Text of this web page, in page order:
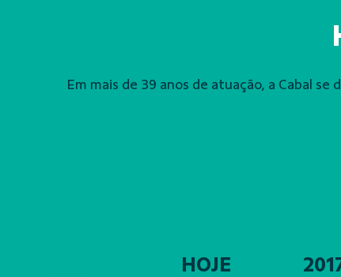
Em mais de 39 anos de atuação, a Cabal
HOJE